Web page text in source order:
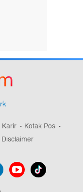
Karir
Kotak Pos
Disclaimer